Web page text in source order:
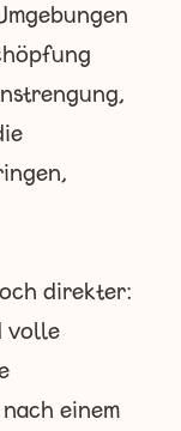
direkter:
volle
einem